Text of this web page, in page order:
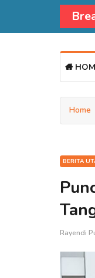
Home
BERITA
Rayendi